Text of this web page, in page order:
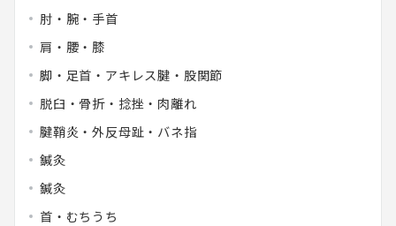
肘・腕・手首
肩・腰・膝
脚・足首・アキレス腱・股関節
脱臼・骨折・捻挫・肉離れ
腱鞘炎・外反母趾・バネ指
鍼灸
鍼灸
首・むちうち